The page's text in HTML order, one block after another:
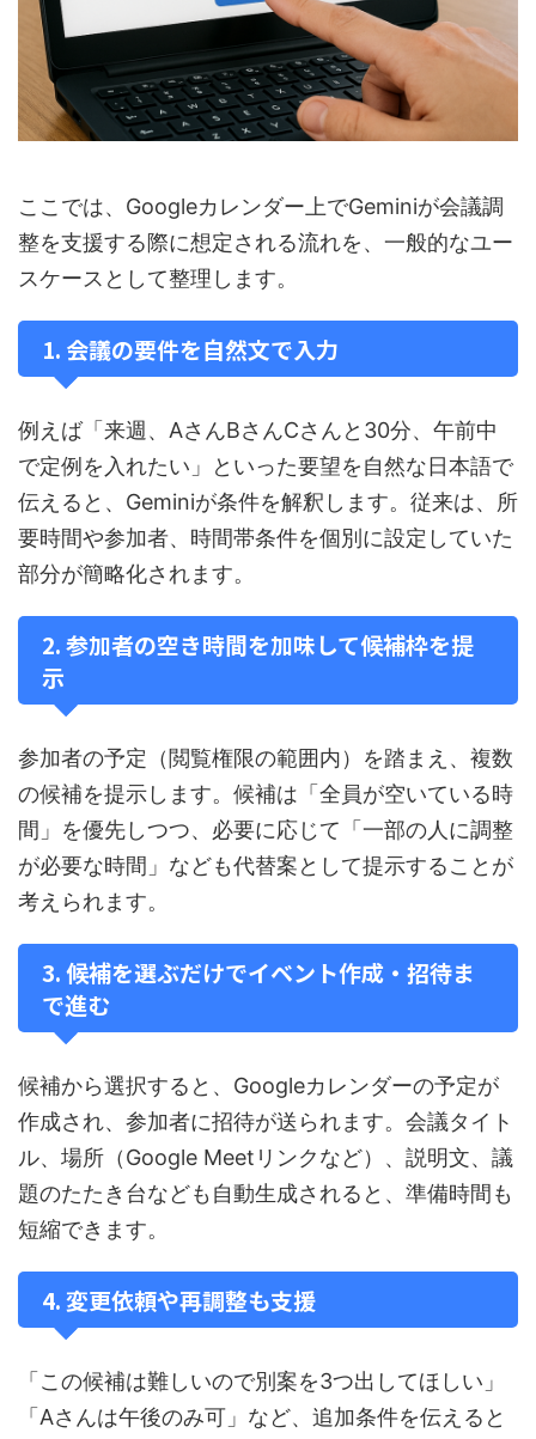
ここでは、Googleカレンダー上でGeminiが会議調
整を支援する際に想定される流れを、一般的なユー
スケースとして整理します。
1. 会議の要件を自然文で入力
例えば「来週、AさんBさんCさんと30分、午前中
で定例を入れたい」といった要望を自然な日本語で
伝えると、Geminiが条件を解釈します。従来は、所
要時間や参加者、時間帯条件を個別に設定していた
部分が簡略化されます。
2. 参加者の空き時間を加味して候補枠を提
示
参加者の予定（閲覧権限の範囲内）を踏まえ、複数
の候補を提示します。候補は「全員が空いている時
間」を優先しつつ、必要に応じて「一部の人に調整
が必要な時間」なども代替案として提示することが
考えられます。
3. 候補を選ぶだけでイベント作成・招待ま
で進む
候補から選択すると、Googleカレンダーの予定が
作成され、参加者に招待が送られます。会議タイト
ル、場所（Google Meetリンクなど）、説明文、議
題のたたき台なども自動生成されると、準備時間も
短縮できます。
4. 変更依頼や再調整も支援
「この候補は難しいので別案を3つ出してほしい」
「Aさんは午後のみ可」など、追加条件を伝えると